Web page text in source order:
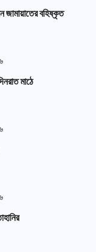
জামায়াতের বহিষ্কৃত
মাঠে